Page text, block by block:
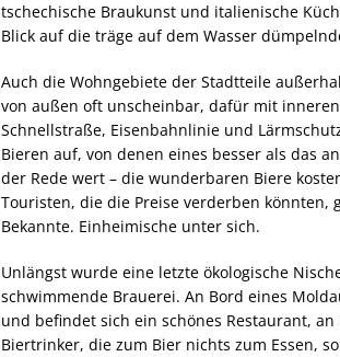
tschechische Braukunst und italienische
Blick auf die träge auf dem Wasser
Auch die Wohngebiete der Stadtteile
von außen oft unscheinbar, dafür mit
Schnellstraße, Eisenbahnlinie und
Bieren auf, von denen eines besser als das
der Rede wert – die wunderbaren Biere
Touristen, die die Preise verderben könnten,
Bekannte. Einheimische unter sich.
Unlängst wurde eine letzte ökologische
schwimmende Brauerei. An Bord eines
und befindet sich ein schönes Restaurant,
Biertrinker, die zum Bier nichts zum Essen,